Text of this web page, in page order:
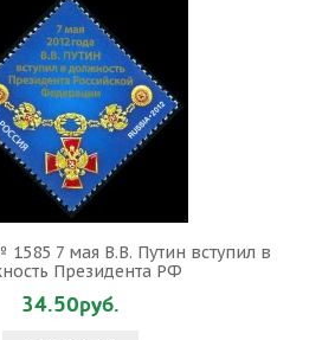
1585 7 мая В.В. Путин вступил в
Президента РФ
34.50руб.